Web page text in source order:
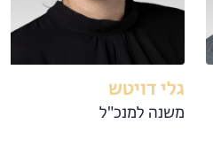
גלי דויטש
משנה למנכ"ל